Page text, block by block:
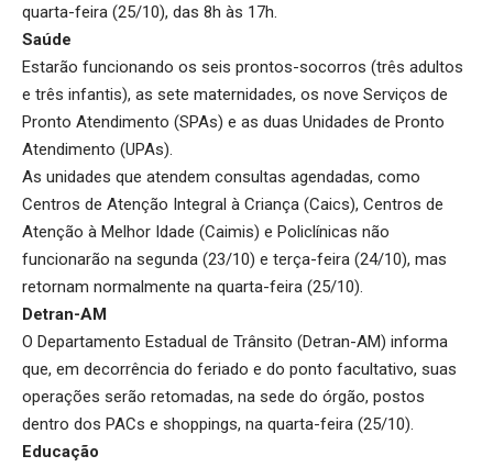
quarta-feira (25/10), das 8h às 17h.
Saúde
Estarão funcionando os seis prontos-socorros (três adultos
e três infantis), as sete maternidades, os nove Serviços de
Pronto Atendimento (SPAs) e as duas Unidades de Pronto
Atendimento (UPAs).
As unidades que atendem consultas agendadas, como
Centros de Atenção Integral à Criança (Caics), Centros de
Atenção à Melhor Idade (Caimis) e Policlínicas não
funcionarão na segunda (23/10) e terça-feira (24/10), mas
retornam normalmente na quarta-feira (25/10).
Detran-AM
O Departamento Estadual de Trânsito (Detran-AM) informa
que, em decorrência do feriado e do ponto facultativo, suas
operações serão retomadas, na sede do órgão, postos
dentro dos PACs e shoppings, na quarta-feira (25/10).
Educação